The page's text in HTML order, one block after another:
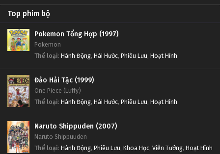
Top phim bộ
Pokemon Tổng Hợp (1997)
Pokemon
Thể loại: Hành Động, Hài Hước, Phiêu Lưu, Hoạt Hình
Đảo Hải Tặc (1999)
One Piece (Luffy)
Thể loại: Hành Động, Hài Hước, Phiêu Lưu, Hoạt Hình
Naruto Shippuden (2007)
Naruto Shippuuden
Thể loại: Hành Động, Phiêu Lưu, Khoa Học, Viễn Tưởng, Hoạt Hình